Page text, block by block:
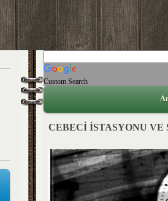
Custom Search
CEBECİ İSTASYONU